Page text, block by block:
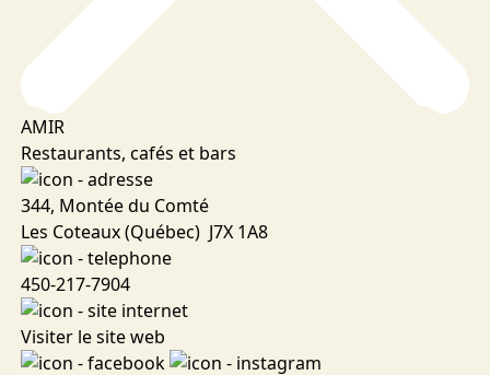
AMIR
Restaurants, cafés et bars
344, Montée du Comté
Les Coteaux (Québec) J7X 1A8
450-217-7904
Visiter le site web